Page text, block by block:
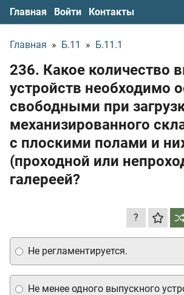
Главная Войти Контакты
Главная » Б.11 » Б.11.1
236. Какое количество
устройств необходимо
свободными при
механизированного
с плоскими полами и
(проходной или
галереей?
?
Не регламентируется.
Не менее одного выпускного